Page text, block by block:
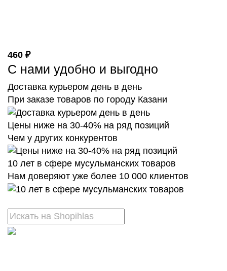
460 ₽
С нами удобно и выгодно
Доставка курьером день в день
При заказе товаров по городу Казани
Цены ниже на 30-40% на ряд позиций
Чем у других конкурентов
10 лет в сфере мусульманских товаров
Нам доверяют уже более 10 000 клиентов